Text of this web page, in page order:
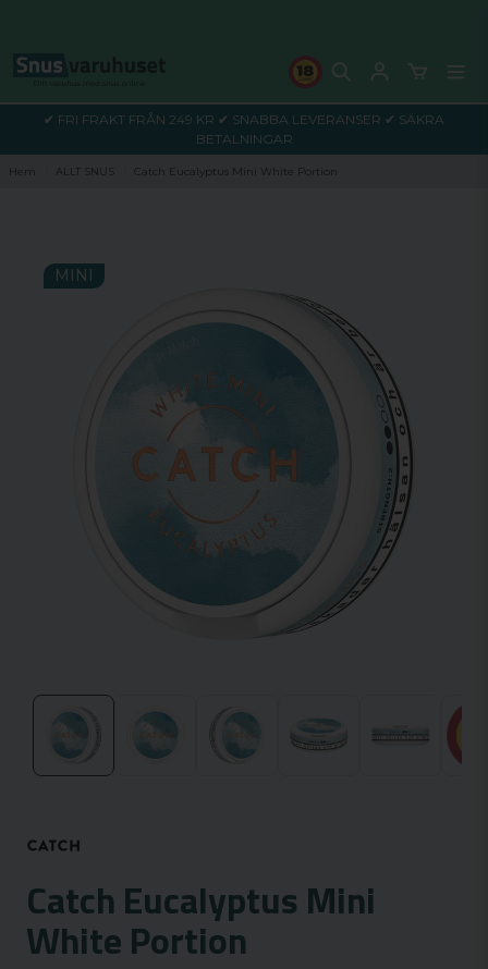
✔ FRI FRAKT FRÅN 249 KR ✔ SNABBA LEVERANSER ✔ SÄKRA
BETALNINGAR
Hem ALLT SNUS Catch Eucalyptus Mini White Portion
Catch Eucalyptus Mini
White Portion
MINI